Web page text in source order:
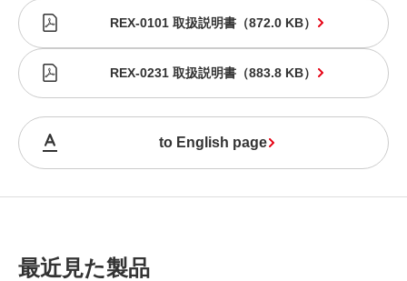
REX-0101 取扱説明書（872.0 KB）
REX-0231 取扱説明書（883.8 KB）
to English page
最近見た製品